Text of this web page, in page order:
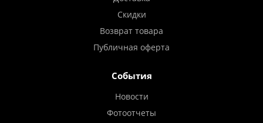
Скидки
Возврат товара
Публичная оферта
События
Новости
Фотоотчеты